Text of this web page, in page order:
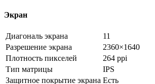
Экран
Диагональ экрана
11
Разрешение экрана
2360×1640
Плотность пикселей
264 ppi
Тип матрицы
IPS
Защитное покрытие экрана Есть